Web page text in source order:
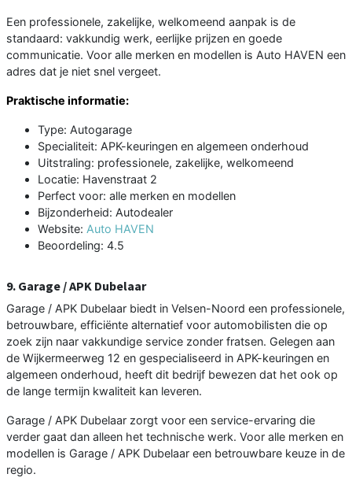
Een professionele, zakelijke, welkomeend aanpak is de
standaard: vakkundig werk, eerlijke prijzen en goede
communicatie. Voor alle merken en modellen is Auto HAVEN een
adres dat je niet snel vergeet.
Praktische informatie:
Type: Autogarage
Specialiteit: APK-keuringen en algemeen onderhoud
Uitstraling: professionele, zakelijke, welkomeend
Locatie: Havenstraat 2
Perfect voor: alle merken en modellen
Bijzonderheid: Autodealer
Website: Auto HAVEN
Beoordeling: 4.5
9. Garage / APK Dubelaar
Garage / APK Dubelaar biedt in Velsen-Noord een professionele,
betrouwbare, efficiënte alternatief voor automobilisten die op
zoek zijn naar vakkundige service zonder fratsen. Gelegen aan
de Wijkermeerweg 12 en gespecialiseerd in APK-keuringen en
algemeen onderhoud, heeft dit bedrijf bewezen dat het ook op
de lange termijn kwaliteit kan leveren.
Garage / APK Dubelaar zorgt voor een service-ervaring die
verder gaat dan alleen het technische werk. Voor alle merken en
modellen is Garage / APK Dubelaar een betrouwbare keuze in de
regio.